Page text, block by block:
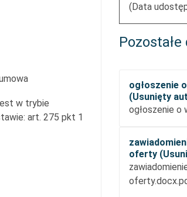
w trybie
art. 275 pkt 1
(Data
ogłoszenie
(Usunięty
ogłoszenie o
oferty